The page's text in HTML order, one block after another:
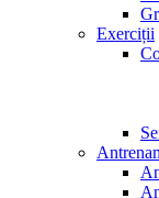
Exerciții